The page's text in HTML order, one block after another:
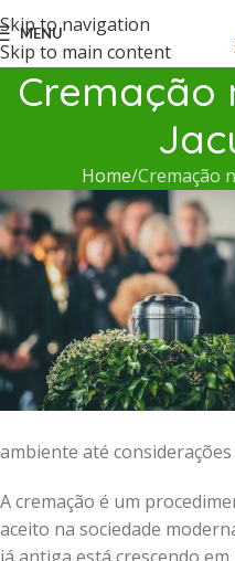
Skip to navigation
Skip to main content
MENU
Cremação
Home Cremação
ambiente até considerações
A cremação é um
aceito na sociedade